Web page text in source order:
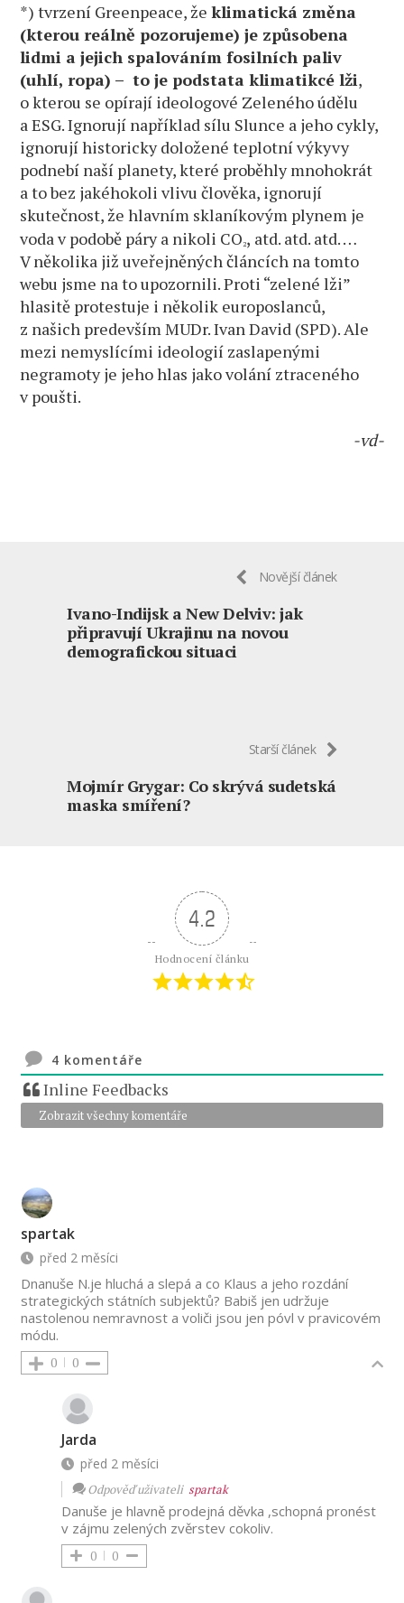
*) tvrzení Greenpeace, žeklimatická změna
(kterou reálně pozorujeme) je způsobena
lidmi a jejich spalováním fosilních paliv
(uhlí, ropa) – to je podstata klimatikcé lži,
o kterou se opírají ideologové Zeleného údělu
a ESG. Ignorují například sílu Slunce a jeho cykly,
ignorují historicky doložené teplotní výkyvy
podnebí naší planety, které proběhly mnohokrát
a to bez jakéhokoli vlivu člověka, ignorují
skutečnost, že hlavním sklaníkovým plynem je
voda v podobě páry a nikoli CO2, atd. atd. atd. …
V několika již uveřejněných článcích na tomto
webu jsme na to upozornili. Proti “zelené lži”
hlasitě protestuje i několik europoslanců,
z našich predevším MUDr. Ivan David (SPD). Ale
mezi nemyslícími ideologií zaslapenými
negramoty je jeho hlas jako volání ztraceného
v poušti.
-vd-
Novější článek
Ivano-Indijsk a New Delviv: jak
připravují Ukrajinu na novou
demografickou situaci
Starší článek
Mojmír Grygar: Co skrývá sudetská
maska smíření?
4.2
Hodnocení článku
4 komentáře
Inline Feedbacks
Zobrazit všechny komentáře
spartak
před 2 měsíci
Dnanuše N.je hluchá a slepá a co Klaus a jeho rozdání
strategických státních subjektů? Babiš jen udržuje
nastolenou nemravnost a voliči jsou jen póvl v pravicovém
módu.
0 0
Jarda
před 2 měsíci
Odpověď uživateli spartak
Danuše je hlavně prodejná děvka ,schopná pronést
v zájmu zelených zvěrstev cokoliv.
0 0